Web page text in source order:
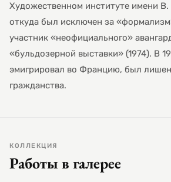
Художественном институте имени
откуда был исключен за
участник «неофициального»
«бульдозерной выставки» (1974). В
эмигрировал во Францию, был лишен
гражданства.
КОЛЛЕКЦИЯ
Работы в галерее